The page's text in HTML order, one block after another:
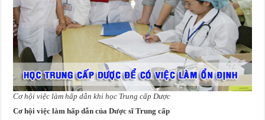
Cơ hội việc làm hấp dẫn khi học Trung cấp Dược
Cơ hội việc làm hấp dẫn của Dược sĩ Trung cấp